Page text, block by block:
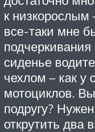
к низкорослым
все-таки мне
подчеркивания
сиденье
чехлом – как у
мотоциклов.
подругу?
открутить два